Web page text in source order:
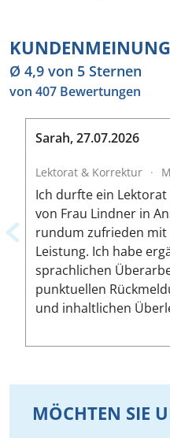
Ø 4,9 von 5 Sternen
von 407 Bewertungen
Sarah,27.07.2026
Lektorat & Korrektur ·
Ich durfte ein
von Frau Lindner in
rundum zufrieden mit
Leistung. Ich habe
sprachlichen
punktuellen
und inhaltlichen
MÖCHTEN SIE